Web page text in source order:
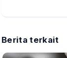
Berita terkait